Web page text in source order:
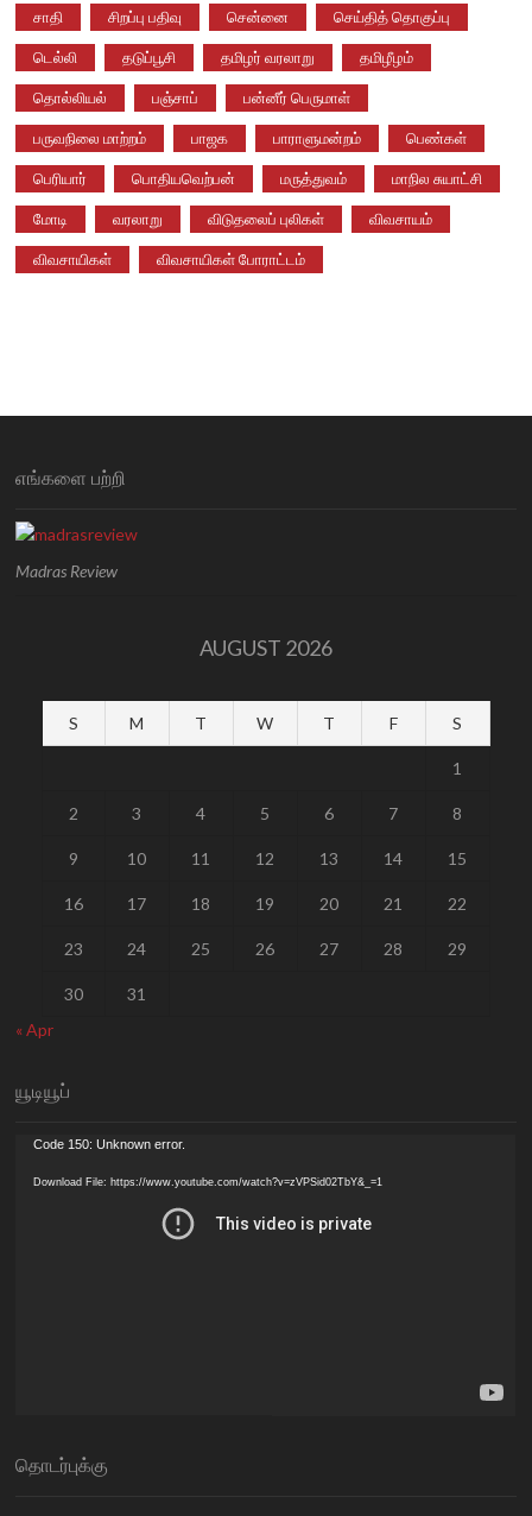
சாதி சிறப்பு பதிவு சென்னை செய்தித் தொகுப்பு
டெல்லி தடுப்பூசி தமிழர் வரலாறு தமிழீழம்
தொல்லியல் பஞ்சாப் பன்னீர் பெருமாள்
பருவநிலை மாற்றம் பாஜக பாராளுமன்றம் பெண்கள்
பெரியார் பொதியவெற்பன் மருத்துவம் மாநில சுயாட்சி
மோடி வரலாறு விடுதலைப் புலிகள் விவசாயம்
விவசாயிகள் விவசாயிகள் போராட்டம்
எங்களை பற்றி
Madras Review
AUGUST 2026
S M T W T F S
1
2 3 4 5 6 7 8
9 10 11 12 13 14 15
16 17 18 19 20 21 22
23 24 25 26 27 28 29
30
31
« Apr
யூடியூப்
Video
Code 150: Unknown error.
Download File: https://www.youtube.com/watch?v=zVPSid02TbY&_=1
தொடர்புக்கு